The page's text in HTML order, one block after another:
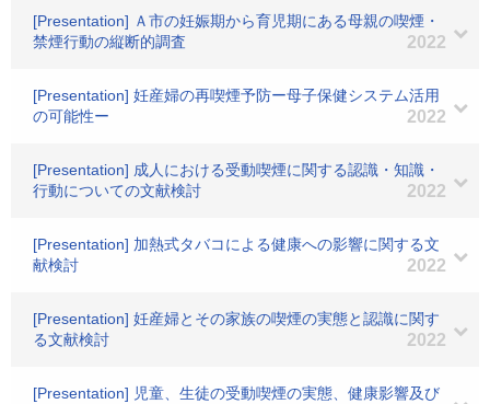
[Presentation] Ａ市の妊娠期から育児期にある母親の喫煙・
禁煙行動の縦断的調査
2022
[Presentation] 妊産婦の再喫煙予防ー母子保健システム活用
の可能性ー
2022
[Presentation] 成人における受動喫煙に関する認識・知識・
行動についての文献検討
2022
[Presentation] 加熱式タバコによる健康への影響に関する文
献検討
2022
[Presentation] 妊産婦とその家族の喫煙の実態と認識に関す
る文献検討
2022
[Presentation] 児童、生徒の受動喫煙の実態、健康影響及び